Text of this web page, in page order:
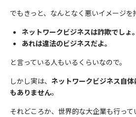
でもきっと、なんとなく悪いイメージを
ネットワークビジネスは詐欺でしょ。
あれは違法のビジネスだよ。
と言っている人もいるくらいなので。
しかし実は、 ネットワークビジネス自
もありません。
それどころか、世界的な大企業も行っ